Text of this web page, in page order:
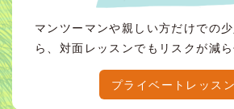
マンツーマンや親しい方だけでの
ら、対面レッスンでもリスクが減ら
プライベートレッスン